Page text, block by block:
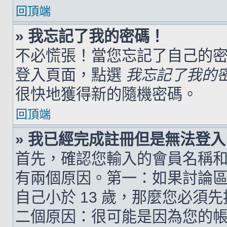
回頂端
» 我忘記了我的密碼！
不必慌張！當您忘記了自己的
登入頁面，點選 我忘記了我的
很快地獲得新的隨機密碼。
回頂端
» 我已經完成註冊但是無法登
首先，確認您輸入的會員名稱
有兩個原因。第一：如果討論
自己小於 13 歲，那麼您必須
二個原因：很可能是因為您的